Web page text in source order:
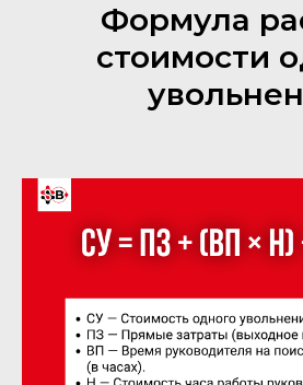
Формула
стоимости